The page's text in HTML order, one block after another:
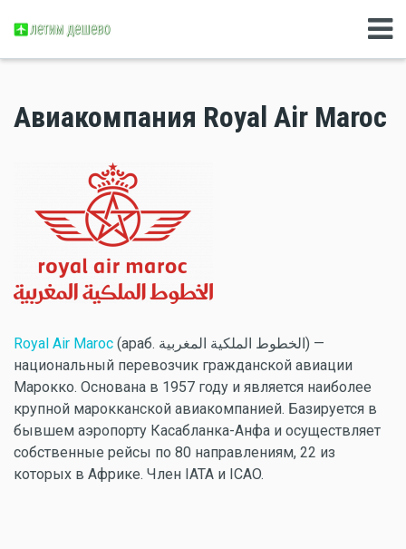
Авиакомпания Royal Air Maroc
Royal Air Maroc (араб. الخطوط الملكية المغربية‎‎) —
национальный перевозчик гражданской авиации
Марокко. Основана в 1957 году и является наиболее
крупной марокканской авиакомпанией. Базируется в
бывшем аэропорту Касабланка-Анфа и осуществляет
собственные рейсы по 80 направлениям, 22 из
которых в Африке. Член IATA и ICAO.